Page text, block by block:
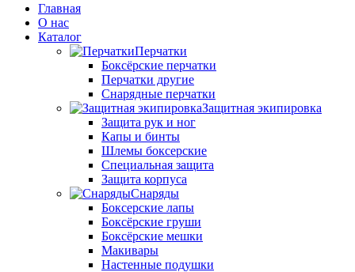
Главная
О нас
Каталог
Перчатки
Боксёрские перчатки
Перчатки другие
Снарядные перчатки
Защитная экипировка
Защита рук и ног
Капы и бинты
Шлемы боксерские
Специальная защита
Защита корпуса
Снаряды
Боксерские лапы
Боксёрские груши
Боксёрские мешки
Макивары
Настенные подушки